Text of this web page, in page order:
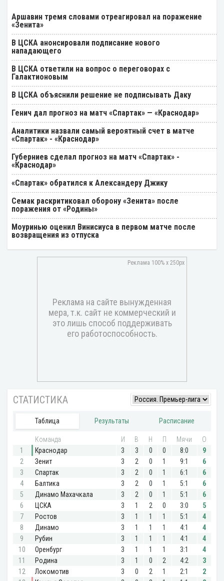
Аршавин тремя словами отреагировал на поражение
«Зенита»
В ЦСКА анонсировали подписание нового
нападающего
В ЦСКА ответили на вопрос о переговорах с
Галактионовым
В ЦСКА объяснили решение не подписывать Даку
Генич дал прогноз на матч «Спартак» — «Краснодар»
Аналитики назвали самый вероятный счет в матче
«Спартак» - «Краснодар»
Губерниев сделал прогноз на матч «Спартак» -
«Краснодар»
«Спартак» обратился к Александеру Джику
Семак раскритиковал оборону «Зенита» после
поражения от «Родины»
Моуринью оценил Винисиуса в первом матче после
возвращения из отпуска